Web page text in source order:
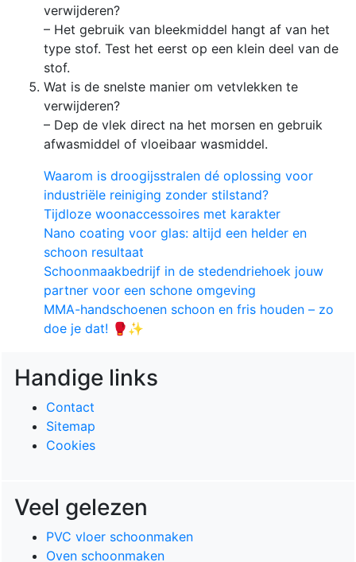
verwijderen?
– Het gebruik van bleekmiddel hangt af van het
type stof. Test het eerst op een klein deel van de
stof.
Wat is de snelste manier om vetvlekken te
verwijderen?
– Dep de vlek direct na het morsen en gebruik
afwasmiddel of vloeibaar wasmiddel.
Waarom is droogijsstralen dé oplossing voor
industriële reiniging zonder stilstand?
Tijdloze woonaccessoires met karakter
Nano coating voor glas: altijd een helder en
schoon resultaat
Schoonmaakbedrijf in de stedendriehoek jouw
partner voor een schone omgeving
MMA-handschoenen schoon en fris houden – zo
doe je dat! 🥊✨
Handige links
Contact
Sitemap
Cookies
Veel gelezen
PVC vloer schoonmaken
Oven schoonmaken